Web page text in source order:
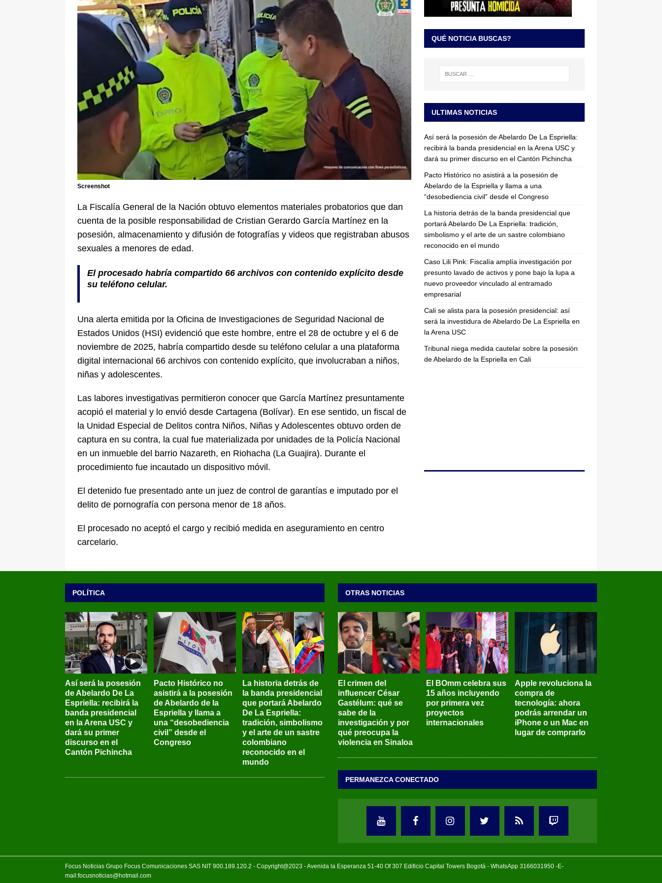
pone bajo la lupa a nuevo proveedor vinculado al entramado empresarial JUDICIALES
[ 6 de agosto de 2026 ] Cali se alista para la posesión presidencial: así será la investidura de Abelardo
De La Espriella en la Arena USC LO ÚLTIMO
Screenshot
La Fiscalía General de la Nación obtuvo elementos materiales probatorios que dan
cuenta de la posible responsabilidad de Cristian Gerardo García Martínez en la
posesión, almacenamiento y difusión de fotografías y videos que registraban abusos
sexuales a menores de edad.
El procesado habría compartido 66 archivos con contenido explícito desde
su teléfono celular.
Una alerta emitida por la Oficina de Investigaciones de Seguridad Nacional de
Estados Unidos (HSI) evidenció que este hombre, entre el 28 de octubre y el 6 de
noviembre de 2025, habría compartido desde su teléfono celular a una plataforma
digital internacional 66 archivos con contenido explícito, que involucraban a niños,
niñas y adolescentes.
Las labores investigativas permitieron conocer que García Martínez presuntamente
acopió el material y lo envió desde Cartagena (Bolívar). En ese sentido, un fiscal de
la Unidad Especial de Delitos contra Niños, Niñas y Adolescentes obtuvo orden de
captura en su contra, la cual fue materializada por unidades de la Policía Nacional
en un inmueble del barrio Nazareth, en Riohacha (La Guajira). Durante el
procedimiento fue incautado un dispositivo móvil.
El detenido fue presentado ante un juez de control de garantías e imputado por el
delito de pornografía con persona menor de 18 años.
El procesado no aceptó el cargo y recibió medida en aseguramiento en centro
carcelario.
QUÉ NOTICIA BUSCAS?
ULTIMAS NOTICIAS
Así será la posesión de Abelardo De La Espriella:
recibirá la banda presidencial en la Arena USC y
dará su primer discurso en el Cantón Pichincha
Pacto Histórico no asistirá a la posesión de
Abelardo de la Espriella y llama a una
“desobediencia civil” desde el Congreso
La historia detrás de la banda presidencial que
portará Abelardo De La Espriella: tradición,
simbolismo y el arte de un sastre colombiano
reconocido en el mundo
Caso Lili Pink: Fiscalía amplía investigación por
presunto lavado de activos y pone bajo la lupa a
nuevo proveedor vinculado al entramado
empresarial
Cali se alista para la posesión presidencial: así
será la investidura de Abelardo De La Espriella en
la Arena USC
Tribunal niega medida cautelar sobre la posesión
de Abelardo de la Espriella en Cali
POLÍTICA
Así será la posesión
de Abelardo De La
Espriella: recibirá la
banda presidencial
en la Arena USC y
dará su primer
discurso en el
Cantón Pichincha
Pacto Histórico no
asistirá a la posesión
de Abelardo de la
Espriella y llama a
una “desobediencia
civil” desde el
Congreso
La historia detrás de
la banda presidencial
que portará Abelardo
De La Espriella:
tradición, simbolismo
y el arte de un sastre
colombiano
reconocido en el
mundo
OTRAS NOTICIAS
El crimen del
influencer César
Gastélum: qué se
sabe de la
investigación y por
qué preocupa la
violencia en Sinaloa
El BOmm celebra sus
15 años incluyendo
por primera vez
proyectos
internacionales
Apple revoluciona la
compra de
tecnología: ahora
podrás arrendar un
iPhone o un Mac en
lugar de comprarlo
PERMANEZCA CONECTADO
Focus Noticias Grupo Focus Comunicaciones SAS NIT 900.189.120.2 - Copyright@2023 - Avenida la Esperanza 51-40 Of 307 Edificio Capital Towers Bogotá - WhatsApp 3166031950 -E-
mail:focusnoticias@hotmail.com